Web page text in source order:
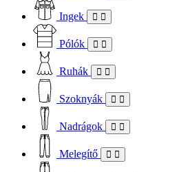
Ingek
Pólók
Ruhák
Szoknyák
Nadrágok
Melegítő